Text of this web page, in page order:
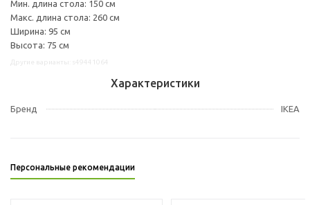
Мин. длина стола: 150 см
Макс. длина стола: 260 см
Ширина: 95 см
Высота: 75 см
Характеристики
Бренд IKEA
Персональные рекомендации